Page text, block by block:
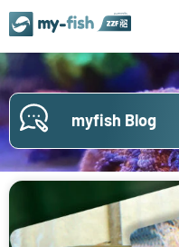
myfish Blog